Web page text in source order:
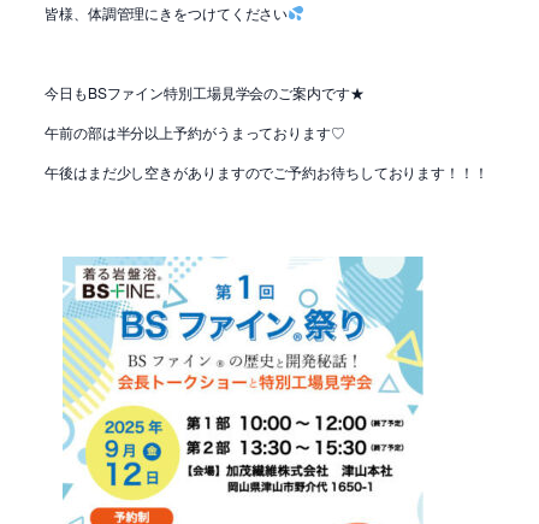
皆様、体調管理にきをつけてください
今日もBSファイン特別工場見学会のご案内です★
午前の部は半分以上予約がうまっております♡
午後はまだ少し空きがありますのでご予約お待ちしております！！！